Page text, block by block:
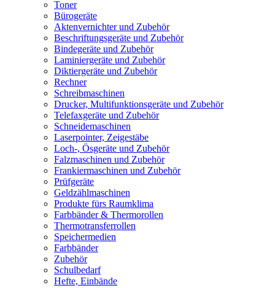
Toner
Bürogeräte
Aktenvernichter und Zubehör
Beschriftungsgeräte und Zubehör
Bindegeräte und Zubehör
Laminiergeräte und Zubehör
Diktiergeräte und Zubehör
Rechner
Schreibmaschinen
Drucker, Multifunktionsgeräte und Zubehör
Telefaxgeräte und Zubehör
Schneidemaschinen
Laserpointer, Zeigestäbe
Loch-, Ösgeräte und Zubehör
Falzmaschinen und Zubehör
Frankiermaschinen und Zubehör
Prüfgeräte
Geldzählmaschinen
Produkte fürs Raumklima
Farbbänder & Thermorollen
Thermotransferrollen
Speichermedien
Farbbänder
Zubehör
Schulbedarf
Hefte, Einbände